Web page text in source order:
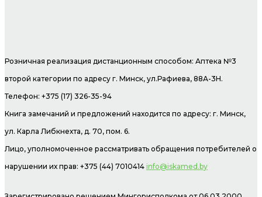
Розничная реализация дистанционным способом: Аптека №3
второй категории по адресу г. Минск, ул.Рафиева, 88А-3Н.
Телефон: +375 (17) 326-35-94
Книга замечаний и предложений находится по адресу: г. Минск,
ул. Карла Либкнехта, д. 70, пом. 6.
Лицо, уполномоченное рассматривать обращения потребителей о
нарушении их прав: +375 (44) 7010414 info@iskamed.by